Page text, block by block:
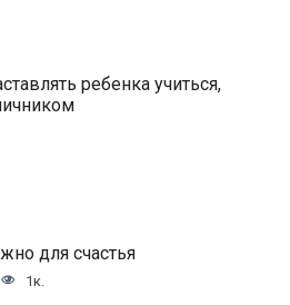
ребенка учиться,
для счастья
1к.